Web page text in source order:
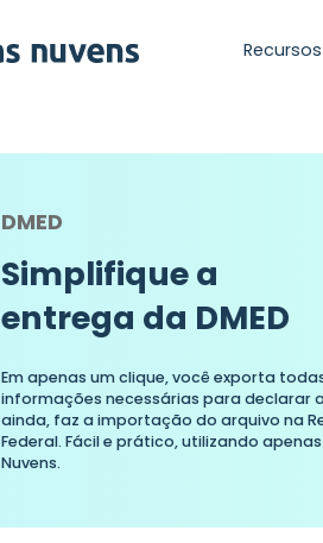
Recursos
DMED
Simplifique a
entrega da DMED
Em apenas um clique, você exporta
informações necessárias para declarar
ainda, faz a importação do arquivo na
Federal. Fácil e prático, utilizando
Nuvens.